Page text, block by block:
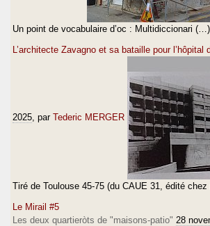
Un point de vocabulaire d’oc : Multidiccionari (…)
L’architecte Zavagno et sa bataille pour l’hôpital
2025 , par Tederic MERGER
Tiré de Toulouse 45-75 (du CAUE 31, édité
Le Mirail #5
Les deux quartieròts de "maisons-patio" 28